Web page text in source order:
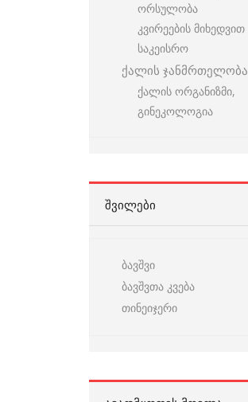
ორსულობა
კვირეების მიხედვით
საკეისრო
ქალის ჯანმრთელობა
ქალის ორგანიზმი,
გინეკოლოგია
ᲨᲕᲘᲚᲔᲑᲘ
ბავშვი
ბავშვთა კვება
თინეიჯერი